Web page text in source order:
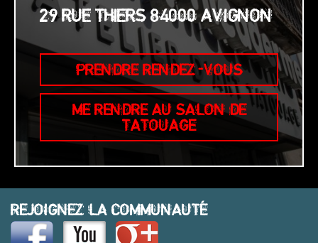
29 RUE THIERS 84000 AVIGNON
PRENDRE RENDEZ-VOUS
ME RENDRE AU SALON DE
TATOUAGE
REJOIGNEZ LA COMMUNAUTÉ